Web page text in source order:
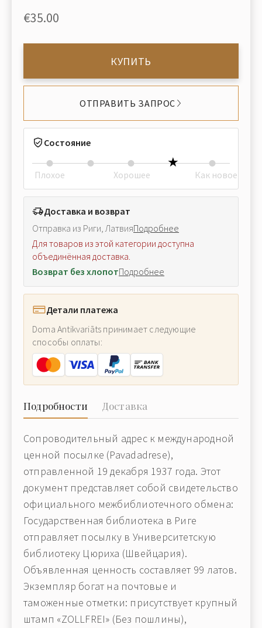
€35.00
КУПИТЬ
ОТПРАВИТЬ ЗАПРОС
Состояние
Плохое Хорошее Как новое
Доставка и возврат
Отправка из Риги, ЛатвияПодробнее
Для товаров из этой категории доступна
объединённая доставка.
Возврат без хлопотПодробнее
Детали платежа
Doma Antikvariāts принимает следующие
способы оплаты:
Подробности Доставка
Сопроводительный адрес к международной
ценной посылке (Pavadadrese),
отправленной 19 декабря 1937 года. Этот
документ представляет собой свидетельство
официального межбиблиотечного обмена:
Государственная библиотека в Риге
отправляет посылку в Университетскую
библиотеку Цюриха (Швейцария).
Объявленная ценность составляет 99 латов.
Экземпляр богат на почтовые и
таможенные отметки: присутствует крупный
штамп «ZOLLFREI» (Без пошлины),